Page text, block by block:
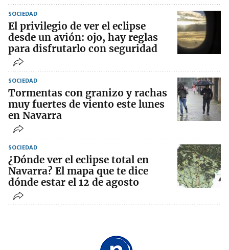
SOCIEDAD
El privilegio de ver el eclipse
desde un avión: ojo, hay reglas
para disfrutarlo con seguridad
SOCIEDAD
Tormentas con granizo y rachas
muy fuertes de viento este lunes
en Navarra
SOCIEDAD
¿Dónde ver el eclipse total en
Navarra? El mapa que te dice
dónde estar el 12 de agosto